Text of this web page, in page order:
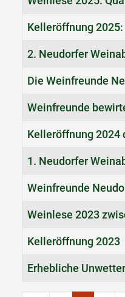
Kelleröffnung
2. Neudorfer
Die Weinfreunde
Weinfreunde
Kelleröffnung 2024
1. Neudorfer
Weinfreunde
Weinlese 2023
Kelleröffnung 2023
Erhebliche